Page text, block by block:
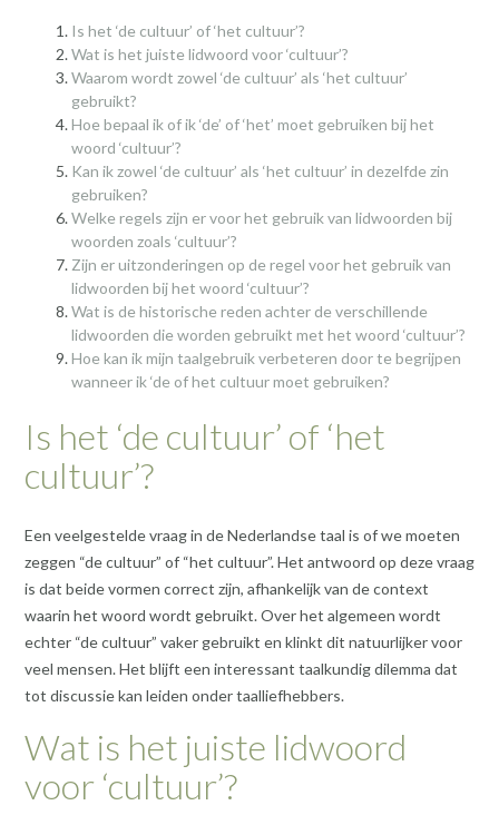
Is het ‘de cultuur’ of ‘het cultuur’?
Wat is het juiste lidwoord voor ‘cultuur’?
Waarom wordt zowel ‘de cultuur’ als ‘het cultuur’
gebruikt?
Hoe bepaal ik of ik ‘de’ of ‘het’ moet gebruiken bij het
woord ‘cultuur’?
Kan ik zowel ‘de cultuur’ als ‘het cultuur’ in dezelfde zin
gebruiken?
Welke regels zijn er voor het gebruik van lidwoorden bij
woorden zoals ‘cultuur’?
Zijn er uitzonderingen op de regel voor het gebruik van
lidwoorden bij het woord ‘cultuur’?
Wat is de historische reden achter de verschillende
lidwoorden die worden gebruikt met het woord ‘cultuur’?
Hoe kan ik mijn taalgebruik verbeteren door te begrijpen
wanneer ik ‘de of het cultuur moet gebruiken?
Is het ‘de cultuur’ of ‘het
cultuur’?
Een veelgestelde vraag in de Nederlandse taal is of we moeten
zeggen “de cultuur” of “het cultuur”. Het antwoord op deze vraag
is dat beide vormen correct zijn, afhankelijk van de context
waarin het woord wordt gebruikt. Over het algemeen wordt
echter “de cultuur” vaker gebruikt en klinkt dit natuurlijker voor
veel mensen. Het blijft een interessant taalkundig dilemma dat
tot discussie kan leiden onder taalliefhebbers.
Wat is het juiste lidwoord
voor ‘cultuur’?